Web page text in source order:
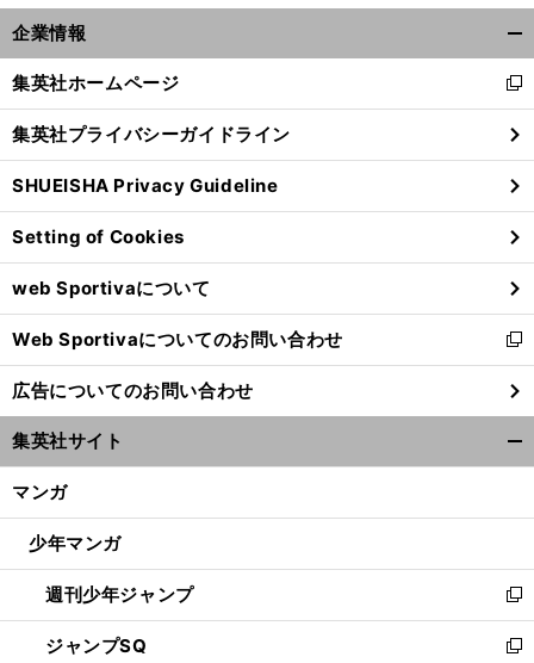
企業情報
閉
る
集英社ホームページ
新
し
い
ウ
ィ
ン
ド
ウ
で
開
く
集英社プライバシーガイドライン
SHUEISHA Privacy Guideline
Setting of Cookies
web Sportivaについて
Web Sportivaについてのお問い合わせ
新
し
い
ウ
ィ
ン
ウ
開
く
広告についてのお問い合わせ
集英社サイト
マンガ
少年マンガ
週刊少年ジャンプ
新
し
い
ジャンプSQ
新